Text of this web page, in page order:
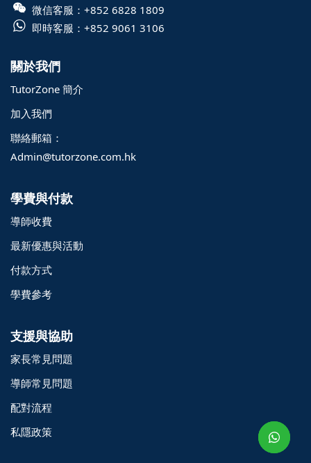
至日 - 24 小時
微信客服： +852 6828 1809
即時客服： +852 9061 3106
關於我們
TutorZone 簡介
加入我們
聯絡郵箱：
Admin@tutorzone.com.hk
學費與付款
導師收費
最新優惠與活動
付款方式
學費參考
支援與協助
家長常見問題
導師常見問題
配對流程
私隱政策